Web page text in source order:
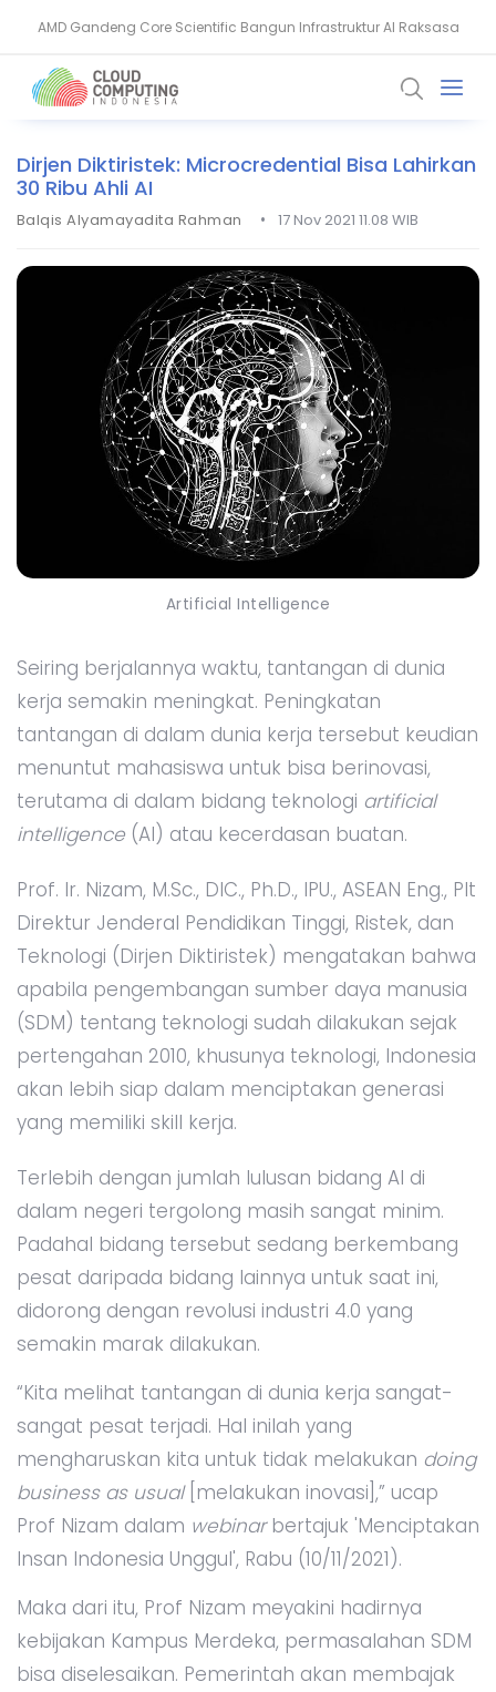
Dirjen Diktiristek: Microcredential Bisa Lahirkan
30 Ribu Ahli AI
Balqis Alyamayadita Rahman • 17 Nov 2021 11.08 WIB
Artificial Intelligence
Seiring berjalannya waktu, tantangan di dunia
kerja semakin meningkat. Peningkatan
tantangan di dalam dunia kerja tersebut keudian
menuntut mahasiswa untuk bisa berinovasi,
terutama di dalam bidang teknologi artificial
intelligence (AI) atau kecerdasan buatan.
Prof. Ir. Nizam, M.Sc., DIC., Ph.D., IPU., ASEAN Eng., Plt
Direktur Jenderal Pendidikan Tinggi, Ristek, dan
Teknologi (Dirjen Diktiristek) mengatakan bahwa
apabila pengembangan sumber daya manusia
(SDM) tentang teknologi sudah dilakukan sejak
pertengahan 2010, khusunya teknologi, Indonesia
akan lebih siap dalam menciptakan generasi
yang memiliki skill kerja.
Terlebih dengan jumlah lulusan bidang AI di
dalam negeri tergolong masih sangat minim.
Padahal bidang tersebut sedang berkembang
pesat daripada bidang lainnya untuk saat ini,
didorong dengan revolusi industri 4.0 yang
semakin marak dilakukan.
“Kita melihat tantangan di dunia kerja sangat-
sangat pesat terjadi. Hal inilah yang
mengharuskan kita untuk tidak melakukan doing
business as usual[melakukan inovasi],” ucap
Prof Nizam dalam webinarbertajuk 'Menciptakan
Insan Indonesia Unggul', Rabu (10/11/2021).
Maka dari itu, Prof Nizam meyakini hadirnya
kebijakan Kampus Merdeka, permasalahan SDM
bisa diselesaikan. Pemerintah akan membajak